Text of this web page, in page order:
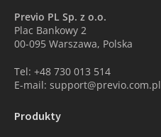
Previo PL Sp. z o.o.
Plac Bankowy 2
00-095 Warszawa, Polska
Tel: +48 730 013 514
E-mail: support@previo.com.pl
Produkty